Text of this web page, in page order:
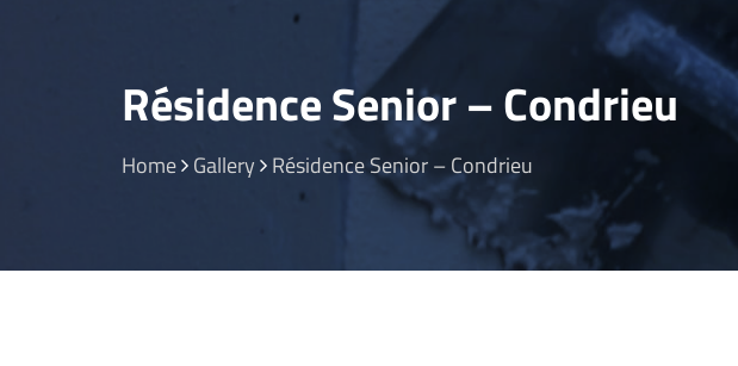
Résidence Senior – Condrieu
Home Gallery Résidence Senior – Condrieu